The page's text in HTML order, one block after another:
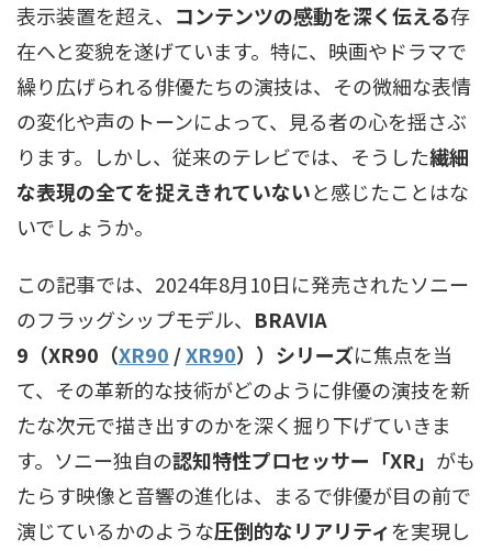
表示装置を超え、 コンテンツの感動を深く伝える存
在へと変貌を遂げています。特に、映画やドラマで
繰り広げられる俳優たちの演技は、その微細な表情
の変化や声のトーンによって、見る者の心を揺さぶ
ります。しかし、従来のテレビでは、そうした繊細
な表現の全てを捉えきれていないと感じたことはな
いでしょうか。
この記事では、2024年8月10日に発売されたソニー
のフラッグシップモデル、 BRAVIA
9（XR90（XR90 /XR90） ）シリーズに焦点を当
て、その革新的な技術がどのように俳優の演技を新
たな次元で描き出すのかを深く掘り下げていきま
す。ソニー独自の認知特性プロセッサー「XR」 がも
たらす映像と音響の進化は、まるで俳優が目の前で
演じているかのような圧倒的なリアリティを実現し